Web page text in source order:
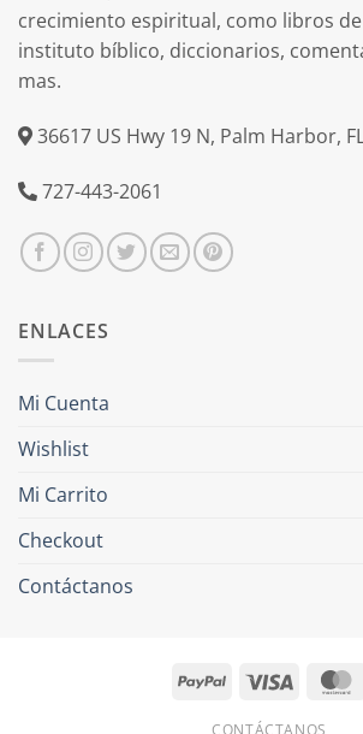
crecimiento espiritual, como libros
instituto bíblico, diccionarios,
mas.
36617 US Hwy 19 N, Palm Harbor,
727-443-2061
ENLACES
Mi Cuenta
Wishlist
Mi Carrito
Checkout
Contáctanos
PayPal Visa
CONTÁCTANOS